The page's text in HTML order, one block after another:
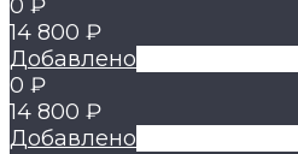
0 ₽
14 800 ₽
Добавлено
0 ₽
14 800 ₽
Добавлено